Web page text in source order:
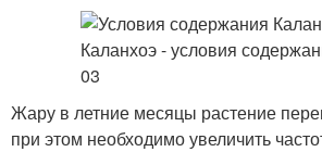
Жару в летние месяцы растение
при этом необходимо увеличить